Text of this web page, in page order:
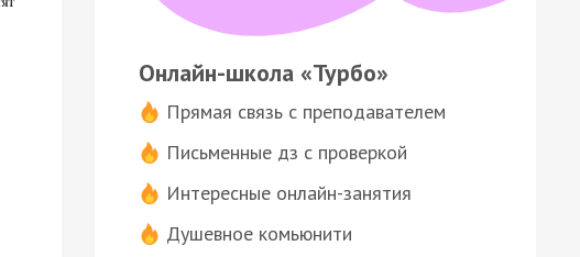
Онлайн-школа «Турбо»
Прямая связь с преподавателем
Письменные дз с проверкой
Интересные онлайн-занятия
Душевное комьюнити